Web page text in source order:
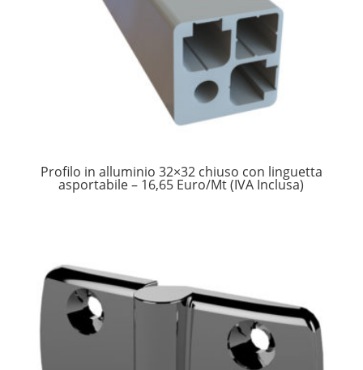
Profilo in alluminio 32×32 chiuso con linguetta
asportabile – 16,65 Euro/Mt (IVA Inclusa)